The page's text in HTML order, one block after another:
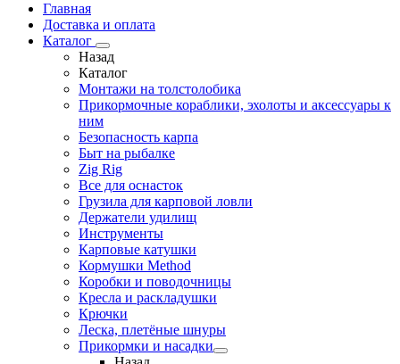
Главная
Доставка и оплата
Каталог
Назад
Каталог
Монтажи на толстолобика
Прикормочные кораблики, эхолоты и аксессуары к
ним
Безопасность карпа
Быт на рыбалке
Zig Rig
Все для оснасток
Грузила для карповой ловли
Держатели удилищ
Инструменты
Карповые катушки
Кормушки Method
Коробки и поводочницы
Кресла и раскладушки
Крючки
Леска, плетёные шнуры
Прикормки и насадки